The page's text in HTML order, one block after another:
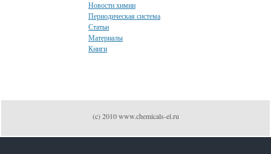
Новости химии
Периодическая система
Статьи
Материалы
Книги
(c) 2010 www.chemicals-el.ru